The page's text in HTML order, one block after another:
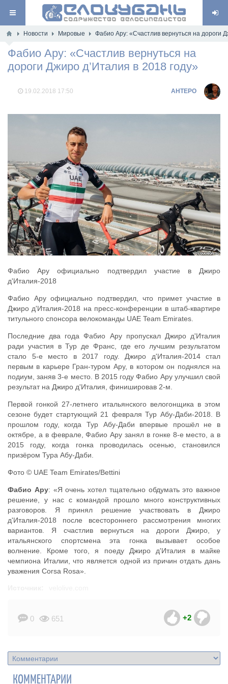
Новости Мировые Фабио Ару: «Счастлив вернуться на дороги
Фабио Ару: «Счастлив вернуться на
дороги Джиро д’Италия в 2018 году»
19.02.2018 17:50 AHTEPO
Фабио Ару официально подтвердил участие в Джиро
д'Италия-2018
Фабио Ару официально подтвердил, что примет участие в
Джиро д'Италия-2018 на пресс-конференции в штаб-квартире
титульного спонсора велокоманды UAE Team Emirates.
Последние два года Фабио Ару пропускал Джиро д'Италия
ради участия в Тур де Франс, где его лучшим результатом
стало 5-е место в 2017 году. Джиро д'Италия-2014 стал
первым в карьере Гран-туром Ару, в котором он поднялся на
подиум, заняв 3-е место. В 2015 году Фабио Ару улучшил свой
результат на Джиро д'Италия, финишировав 2-м.
Первой гонкой 27-летнего итальянского велогонщика в этом
сезоне будет стартующий 21 февраля Тур Абу-Даби-2018. В
прошлом году, когда Тур Абу-Даби впервые прошёл не в
октябре, а в феврале, Фабио Ару занял в гонке 8-е место, а в
2015 году, когда гонка проводилась осенью, становился
призёром Тура Абу-Даби.
Фото © UAE Team Emirates/Bettini
Фабио Ару: «Я очень хотел тщательно обдумать это важное
решение, у нас с командой прошло много конструктивных
разговоров. Я принял решение участвовать в Джиро
д'Италия-2018 после всестороннего рассмотрения многих
вариантов. Я счастлив вернуться на дороги Джиро, у
итальянского спортсмена эта гонка вызывает особое
волнение. Кроме того, я поеду Джиро д'Италия в майке
чемпиона Италии, что является одной из причин отдать дань
уважения Corsa Rosa».
0 651 +2
КОММЕНТАРИИ